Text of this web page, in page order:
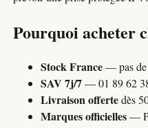
Pourquoi acheter
Stock France— pas de
SAV 7j/7— 01 89 62
Livraison offertedès
Marques officielles—